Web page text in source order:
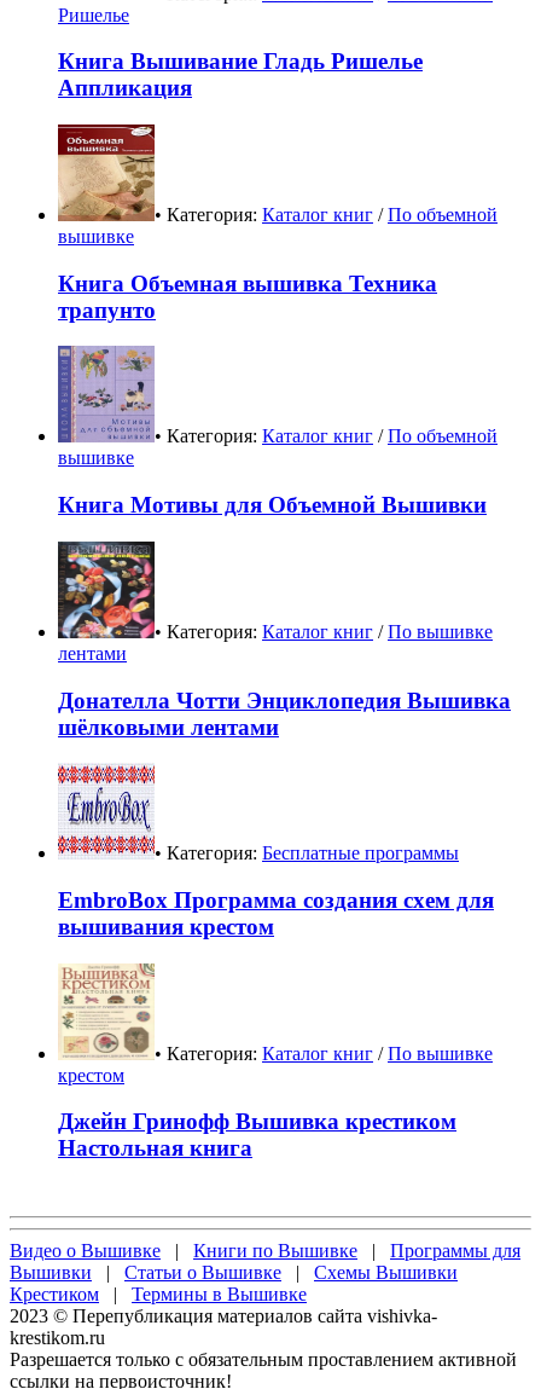
Ришелье
Книга Вышивание Гладь Ришелье
Аппликация
• Категория: Каталог книг /По объемной
вышивке
Книга Объемная вышивка Техника
трапунто
• Категория: Каталог книг /По объемной
вышивке
Книга Мотивы для Объемной Вышивки
• Категория: Каталог книг /По вышивке
лентами
Донателла Чотти Энциклопедия Вышивка
шёлковыми лентами
• Категория: Бесплатные программы
EmbroBox Программа создания схем для
вышивания крестом
• Категория: Каталог книг /По вышивке
крестом
Джейн Гринофф Вышивка крестиком
Настольная книга
Видео о Вышивке | Книги по Вышивке | Программы для
Вышивки | Статьи о Вышивке | Схемы Вышивки
Крестиком | Термины в Вышивке
2023 © Перепубликация материалов сайта vishivka-
krestikom.ru
Разрешается только с обязательным проставлением активной
ссылки на первоисточник!